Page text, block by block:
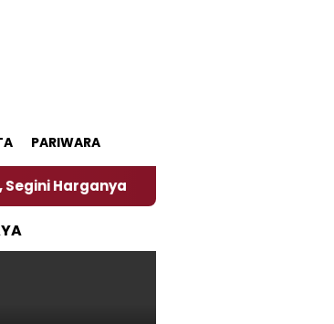
PARIWARA
‎Nasirun Maestro Lukis Pemadu